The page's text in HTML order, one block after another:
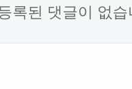
록된 댓글이 없